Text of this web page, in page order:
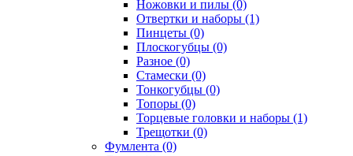
Ножовки и пилы (0)
Отвертки и наборы (1)
Пинцеты (0)
Плоскогубцы (0)
Разное (0)
Стамески (0)
Тонкогубцы (0)
Топоры (0)
Торцевые головки и наборы (1)
Трещотки (0)
Фумлента (0)